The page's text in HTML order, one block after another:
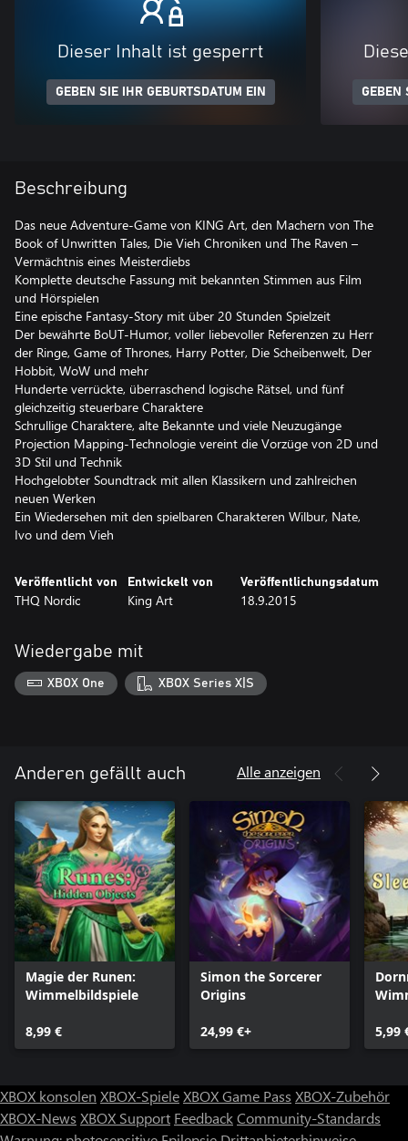
Dieser Inhalt ist gesperrt
GEBEN SIE IHR GEBURTSDATUM EIN GEBEN
Beschreibung
Das neue Adventure-Game von KING Art, den Machern von The
Book of Unwritten Tales, Die Vieh Chroniken und The Raven –
Vermächtnis eines Meisterdiebs
Komplette deutsche Fassung mit bekannten Stimmen aus Film
und Hörspielen
Eine epische Fantasy-Story mit über 20 Stunden Spielzeit
Der bewährte BoUT-Humor, voller liebevoller Referenzen zu Herr
der Ringe, Game of Thrones, Harry Potter, Die Scheibenwelt, Der
Hobbit, WoW und mehr
Hunderte verrückte, überraschend logische Rätsel, und fünf
gleichzeitig steuerbare Charaktere
Schrullige Charaktere, alte Bekannte und viele Neuzugänge
Projection Mapping-Technologie vereint die Vorzüge von 2D und
3D Stil und Technik
Hochgelobter Soundtrack mit allen Klassikern und zahlreichen
neuen Werken
Ein Wiedersehen mit den spielbaren Charakteren Wilbur, Nate,
Ivo und dem Vieh
Veröffentlicht von
THQ Nordic
Entwickelt von
King Art
Veröffentlichungsdatum
18.9.2015
Wiedergabe mit
XBOX One XBOX Series X|S
Anderen gefällt auch Alle anzeigen
Magie der Runen:
Wimmelbildspiele
8,99 €
Simon the Sorcerer
Origins
24,99 €+ 5,99
XBOX konsolen XBOX-SpieleXBOX Game Pass XBOX-Zubehör
XBOX-News XBOX Support FeedbackCommunity-Standards